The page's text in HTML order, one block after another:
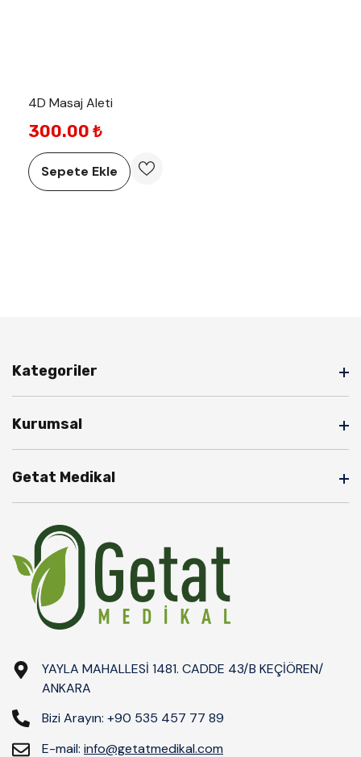
4D Masaj Aleti
300.00 ₺
Sepete Ekle
Kategoriler
HACAMAT KUPASI
HACAMAT MALZEMELERİ
AKUPUNKTUR & MASAJ ÜRÜNLERİ
BİTKİSEL DOĞAL YAĞLAR
SÜLÜK MALZEMELERİ
DOĞAL SİRKELER
DOĞAL SABUNLAR ve ŞAMPUANLAR
MEDİKAL ÜRÜNLER
Kurumsal
Hakkımızda
Banka Hesap Bilgileri
Getat Medikal
Anasayfa
Sıkça Sorulan Sorular
Blog
İletişim
YAYLA MAHALLESİ 1481. CADDE 43/B KEÇİÖREN/
ANKARA
Bizi Arayın: +90 535 457 77 89
E-mail: info@getatmedikal.com